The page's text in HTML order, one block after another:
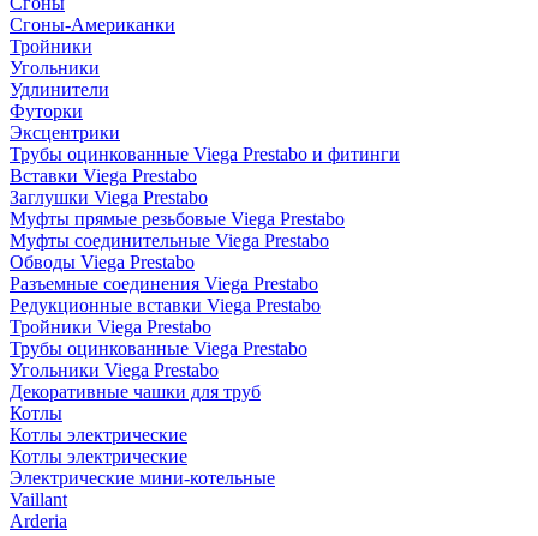
Сгоны-Американки
Тройники
Угольники
Удлинители
Футорки
Эксцентрики
Трубы оцинкованные Viega Prestabo и фитинги
Вставки Viega Prestabo
Заглушки Viega Prestabo
Муфты прямые резьбовые Viega Prestabo
Муфты соединительные Viega Prestabo
Обводы Viega Prestabo
Разъемные соединения Viega Prestabo
Редукционные вставки Viega Prestabo
Тройники Viega Prestabo
Трубы оцинкованные Viega Prestabo
Угольники Viega Prestabo
Декоративные чашки для труб
Котлы
Котлы электрические
Котлы электрические
Электрические мини-котельные
Vaillant
Arderia